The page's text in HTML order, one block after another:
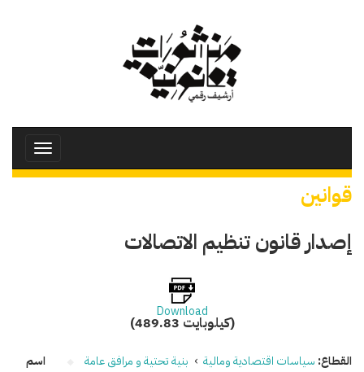
Toggle
قوانين
إصدار قانون تنظيم الاتصالات
Download
(489.83 كيلوبايت)
القطاع: سياسات اقتصادية ومالية › بنية تحتية و مرافق عامة
اسم